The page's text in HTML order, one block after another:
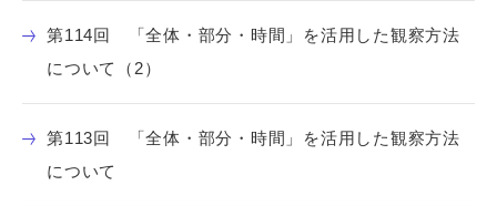
第114回 「全体・部分・時間」を活用した観察方法
について（2）
第113回 「全体・部分・時間」を活用した観察方法
について